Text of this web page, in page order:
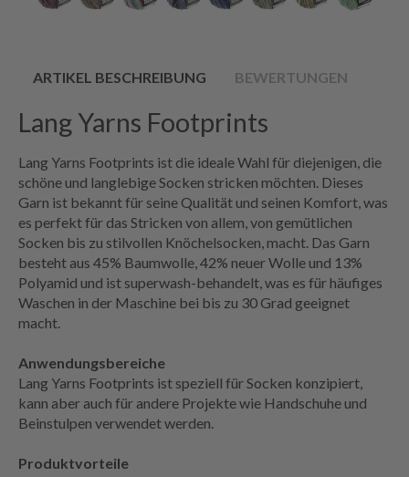
ARTIKEL BESCHREIBUNG BEWERTUNGEN
Lang Yarns Footprints
Lang Yarns Footprints ist die ideale Wahl für diejenigen, die
schöne und langlebige Socken stricken möchten. Dieses
Garn ist bekannt für seine Qualität und seinen Komfort, was
es perfekt für das Stricken von allem, von gemütlichen
Socken bis zu stilvollen Knöchelsocken, macht. Das Garn
besteht aus 45% Baumwolle, 42% neuer Wolle und 13%
Polyamid und ist superwash-behandelt, was es für häufiges
Waschen in der Maschine bei bis zu 30 Grad geeignet
macht.
Anwendungsbereiche
Lang Yarns Footprints ist speziell für Socken konzipiert,
kann aber auch für andere Projekte wie Handschuhe und
Beinstulpen verwendet werden.
Produktvorteile